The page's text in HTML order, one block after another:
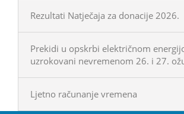
Rezultati Natječaja za donacije 2026.
Prekidi u opskrbi električnom
uzrokovani nevremenom 26. i 27.
Ljetno računanje vremena